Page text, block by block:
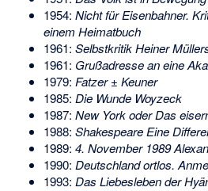
1954: Nicht für Eisenbahner.
einem Heimatbuch
1961: Selbstkritik Heiner
1961: Grußadresse an eine
1979: Fatzer ± Keuner
1985: Die Wunde Woyzeck
1987: New York oder Das
1988: Shakespeare Eine
1989: 4. November 1989
1990: Deutschland ortlos.
1993: Das Liebesleben der